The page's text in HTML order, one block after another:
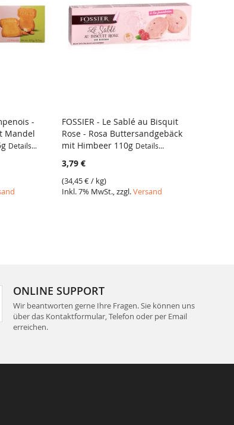
-
Mandel
Details...
FOSSIER - Le Sablé au Bisquit
Rose - Rosa Buttersandgebäck
mit Himbeer 110g Details...
3,79 €
(34,45 €/ kg)
Inkl. 7% MwSt., zzgl.Versand
ONLINE SUPPORT
Wir beantworten gerne Ihre Fragen. Sie können uns
über das Kontaktformular, Telefon oder per Email
erreichen.